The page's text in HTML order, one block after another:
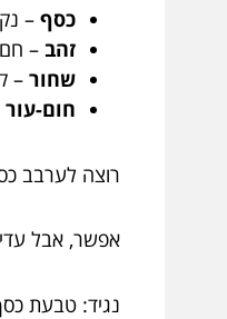
כסף –
זהב –
שחור –
חום-עור
רוצה לערבב
אפשר, אבל
נגיד: טבעת